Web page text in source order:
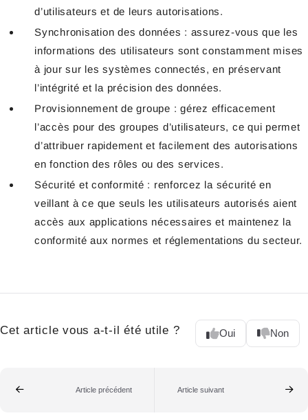
d’utilisateurs et de leurs autorisations.
Synchronisation des données : assurez-vous que les
informations des utilisateurs sont constamment mises
à jour sur les systèmes connectés, en préservant
l’intégrité et la précision des données.
Provisionnement de groupe : gérez efficacement
l’accès pour des groupes d’utilisateurs, ce qui permet
d’attribuer rapidement et facilement des autorisations
en fonction des rôles ou des services.
Sécurité et conformité : renforcez la sécurité en
veillant à ce que seuls les utilisateurs autorisés aient
accès aux applications nécessaires et maintenez la
conformité aux normes et réglementations du secteur.
Cet article vous a-t-il été utile ? Oui Non
Article précédent Article suivant